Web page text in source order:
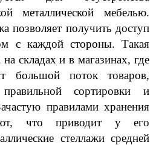
металлической мебелью.
позволяет получить доступ
с каждой стороны. Такая
складах и в магазинах, где
большой поток товаров,
сортировки и
правилами хранения
что приводит у его
стеллажи средней